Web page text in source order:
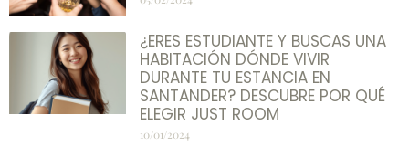
¿ERES ESTUDIANTE Y BUSCAS UNA
HABITACIÓN DÓNDE VIVIR
DURANTE TU ESTANCIA EN
SANTANDER? DESCUBRE POR QUÉ
ELEGIR JUST ROOM
10/01/2024